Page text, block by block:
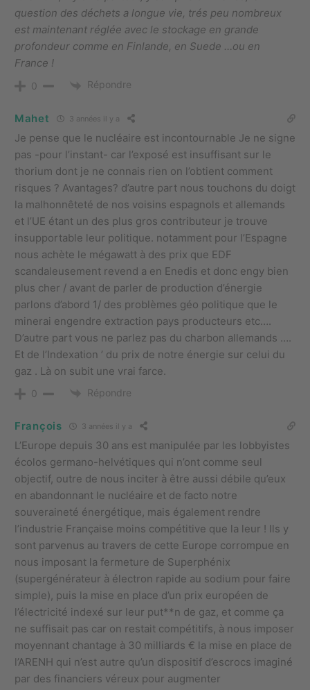
question des déchets a longue vie, trés peu nombreux
est maintenant réglée avec le stockage en grande
profondeur comme en Finlande, en Suede …ou en
France !
0 Répondre
Mahet 3 années il y a
Je pense que le nucléaire est incontournable Je ne signe
pas -pour l’instant- car l’exposé est insuffisant sur le
thorium dont je ne connais rien on l’obtient comment
risques ? Avantages? d’autre part nous touchons du doigt
la malhonnêteté de nos voisins espagnols et allemands
et l’UE étant un des plus gros contributeur je trouve
insupportable leur politique. notamment pour l’Espagne
nous achète le mégawatt à des prix que EDF
scandaleusement revend a en Enedis et donc engy bien
plus cher / avant de parler de production d’énergie
parlons d’abord 1/ des problèmes géo politique que le
minerai engendre extraction pays producteurs etc….
D’autre part vous ne parlez pas du charbon allemands ….
Et de l’Indexation ’ du prix de notre énergie sur celui du
gaz . Là on subit une vrai farce.
0 Répondre
François 3 années il y a
L’Europe depuis 30 ans est manipulée par les lobbyistes
écolos germano-helvétiques qui n’ont comme seul
objectif, outre de nous inciter à être aussi débile qu’eux
en abandonnant le nucléaire et de facto notre
souveraineté énergétique, mais également rendre
l’industrie Française moins compétitive que la leur ! Ils y
sont parvenus au travers de cette Europe corrompue en
nous imposant la fermeture de Superphénix
(supergénérateur à électron rapide au sodium pour faire
simple), puis la mise en place d’un prix européen de
l’électricité indexé sur leur put**n de gaz, et comme ça
ne suffisait pas car on restait compétitifs, à nous imposer
moyennant chantage à 30 milliards € la mise en place de
l’ARENH qui n’est autre qu’un dispositif d’escrocs imaginé
par des financiers véreux pour augmenter